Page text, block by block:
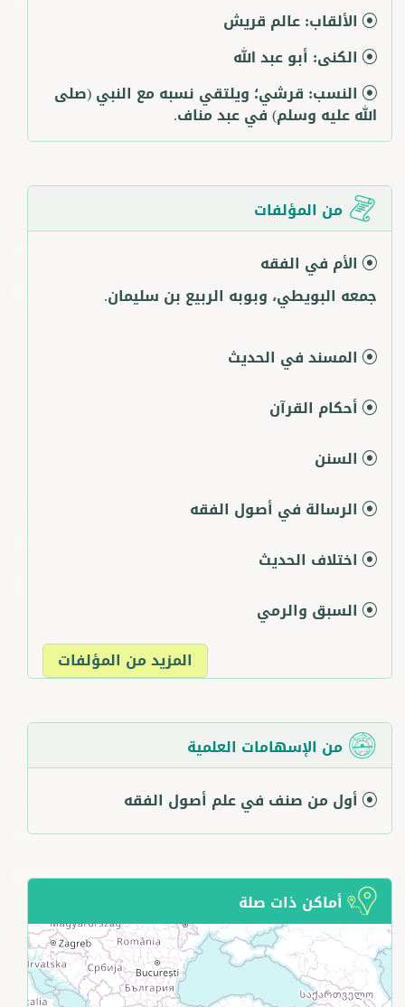
الألقاب:عالم قريش
الكنى: أبو عبد الله
النسب: قرشي؛ ويلتقي نسبه مع النبي (صلى
الله عليه وسلم) في عبد مناف.
من المؤلفات
الأم في الفقه
جمعه البويطي، وبوبه الربيع بن سليمان.
المسند في الحديث
أحكام القرآن
السنن
الرسالة في أصول الفقه
اختلاف الحديث
السبق والرمي
المزيد من المؤلفات
من الإسهامات العلمية
أول من صنف في علم أصول الفقه
أماكن ذات صلة